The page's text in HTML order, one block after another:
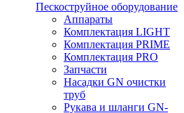
Пескоструйное оборудование
Аппараты
Комплектация LIGHT
Комплектация PRIME
Комплектация PRO
Запчасти
Насадки GN очистки
труб
Рукава и шланги GN-